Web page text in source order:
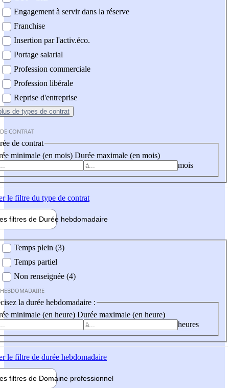
Engagement à servir dans la réserve
Franchise
Insertion par l'activ.éco.
Portage salarial
Profession commerciale
Profession libérale
Reprise d'entreprise
de types de contrat
CONTRAT
de contrat
minimale (en mois) Durée maximale (en mois)
mois
le filtre du type de contrat
filtres de Durée hebdomadaire
Temps plein (3)
Temps partiel
Non renseignée (4)
la durée hebdomadaire :
minimale (en heure) Durée maximale (en heure)
heures
le filtre de durée hebdomadaire
filtres de Domaine professionnel